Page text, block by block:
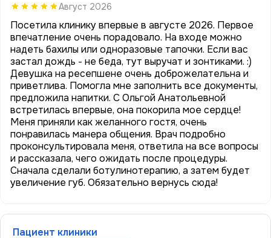
Август 2026
Посетила клинику впервые в августе 2026. Первое
впечатление очень порадовало. На входе можно
надеть бахилы или одноразовые тапочки. Если вас
застал дождь - не беда, тут выручат и зонтиками. :)
Девушка на ресепшене очень доброжелательна и
приветлива. Помогла мне заполнить все документы,
предложила напитки. С Ольгой Анатольевной
встретилась впервые, она покорила мое сердце!
Меня приняли как желанного гостя, очень
понравилась манера общения. Врач подробно
проконсультировала меня, ответила на все вопросы
и рассказала, чего ожидать после процедуры.
Сначала сделали ботулинотерапию, а затем будет
увеличение губ. Обязательно вернусь сюда!
Пациент клиники